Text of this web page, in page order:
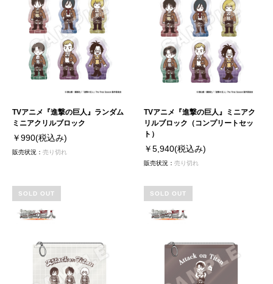
TVアニメ『進撃の巨人』ランダム
ミニアクリルブロック
￥990(税込み)
販売状況： 売り切れ
TVアニメ『進撃の巨人』ミニアク
リルブロック（コンプリートセッ
ト）
￥5,940(税込み)
販売状況：売り切れ
SOLD OUT SOLD OUT